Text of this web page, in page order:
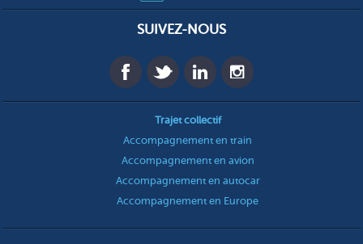
SUIVEZ-NOUS
Trajet collectif
Accompagnement en train
Accompagnement en avion
Accompagnement en autocar
Accompagnement en Europe